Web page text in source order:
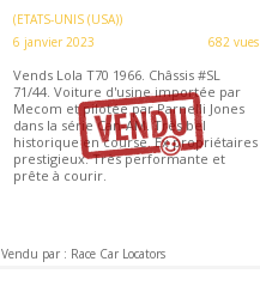
(ETATS-UNIS (USA))
6 janvier 2023
682 vues
Vends Lola T70 1966. Châssis #SL
71/44. Voiture d'usine importée par
Mecom et pilotée par Parnelli Jones
dans la série Can-AM. Très bel
historique en course. Ex propriétaires
prestigieux. Très performante et
prête à courir.
Vendu par : Race Car Locators